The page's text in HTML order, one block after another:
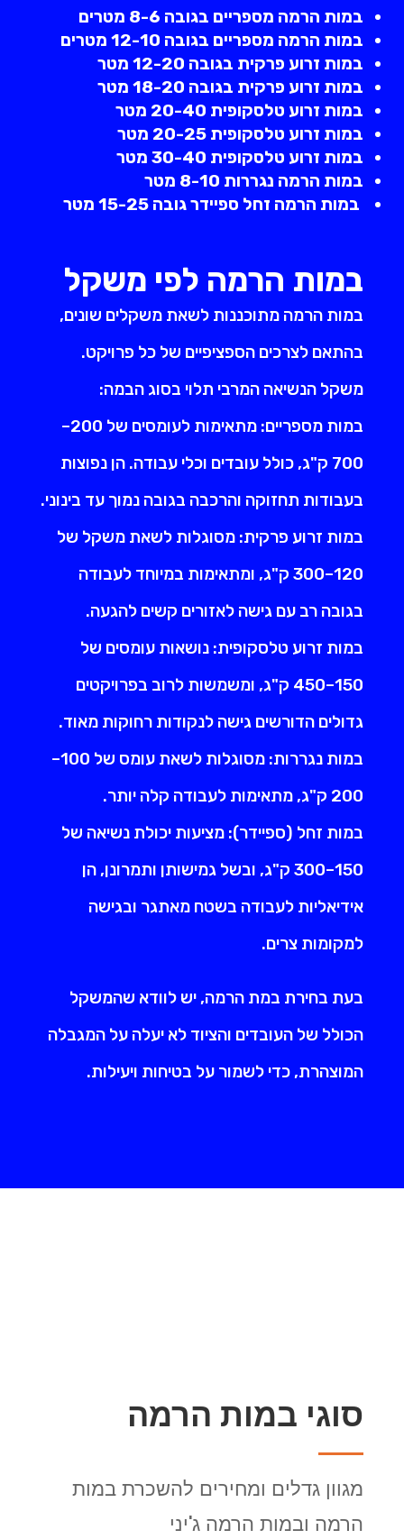
במות הרמה מספריים בגובה 8-6 מטרים
במות הרמה מספריים בגובה 12-10 מטרים
במות זרוע פרקית בגובה 12-20 מטר
במות זרוע פרקית בגובה 18-20 מטר
במות זרוע טלסקופית 20-40 מטר
במות זרוע טלסקופית 20-25 מטר
במות זרוע טלסקופית 30-40 מטר
במות הרמה נגררות 8-10 מטר
במות הרמה זחל ספיידר גובה 15-25 מטר
במות הרמה לפי משקל
במות הרמה מתוכננות לשאת משקלים שונים,
בהתאם לצרכים הספציפיים של כל פרויקט.
משקל הנשיאה המרבי תלוי בסוג הבמה:
במות מספריים: מתאימות לעומסים של 200–
700 ק"ג, כולל עובדים וכלי עבודה. הן נפוצות
בעבודות תחזוקה והרכבה בגובה נמוך עד בינוני.
במות זרוע פרקית: מסוגלות לשאת משקל של
120–300 ק"ג, ומתאימות במיוחד לעבודה
בגובה רב עם גישה לאזורים קשים להגעה.
במות זרוע טלסקופית: נושאות עומסים של
150–450 ק"ג, ומשמשות לרוב בפרויקטים
גדולים הדורשים גישה לנקודות רחוקות מאוד.
במות נגררות: מסוגלות לשאת עומס של 100–
200 ק"ג, מתאימות לעבודה קלה יותר.
במות זחל (ספיידר): מציעות יכולת נשיאה של
150–300 ק"ג, ובשל גמישותן ותמרונן, הן
אידיאליות לעבודה בשטח מאתגר ובגישה
למקומות צרים.
בעת בחירת במת הרמה, יש לוודא שהמשקל
הכולל של העובדים והציוד לא יעלה על המגבלה
המוצהרת, כדי לשמור על בטיחות ויעילות.
סוגי במות הרמה
מגוון גדלים ומחירים להשכרת במות
הרמה ובמות הרמה ג'יני